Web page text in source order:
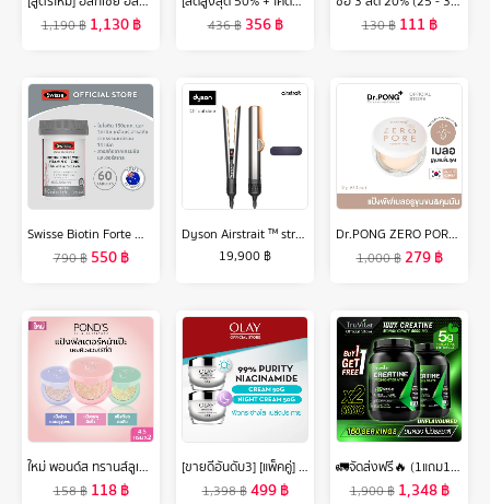
1,190฿ 1,130฿
436฿ 356฿
130฿ 111 ฿
Swisse Biotin Forte With Vitamin C + Zinc สวิสเซ ไบโอติน + ซิงค์
790฿ 550฿
Dyson Airstrait ™ straightener (Bright Nickel/Rich Copper) เครื่องหนีบผม
19,900 ฿
Dr.PONG ZERO PORE blurring K-powder แป้งพัฟเบลอรูขุมขน MADE IN KOREA
1,000฿279฿
ใหม่ พอนด์ส ทรานส์ลูเซนท์ คอมแพค พาวเดอร์ (แป้งตลับ) แป้งฟิลเตอร์หน้าเป๊ะ คุมมันติดทน 12 ชม. ใช้ได้ทุกสีผิว 4.5ก แพ็คคู่ (เลือกสูตรด้านใน)
158฿ 118฿
[ขายดีอันดับ3] [แพ็คคู่] โอเลย์ ลูมินัส ไลท์ เพอร์เฟคติ้ง เดย์ครีม 50 กรัม. + ไนท์ครีม 50 กรัม. ไนอะซินาไมด์ กระจ่างใส สกินแคร์ Olay Luminous Light Perfecting Day SPF 15 PA++ 50G + Night Cream 50G
1,398฿499฿
🚛จัดส่งฟรี🔥 (1แถม1)Truvitar Creatine ครีเอทีน ทรูวิต้าร์ ลดการสลายของมวลกล้ามเนื้อ เพิ่มพลังงานสูง เหมาะสำหรับสายสุขภาพ
1,900฿ 1,348฿